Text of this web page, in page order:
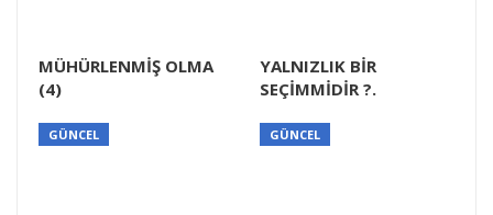
MÜHÜRLENMİŞ OLMA
(4)
YALNIZLIK BİR
SEÇİMMİDİR ?.
GÜNCEL GÜNCEL